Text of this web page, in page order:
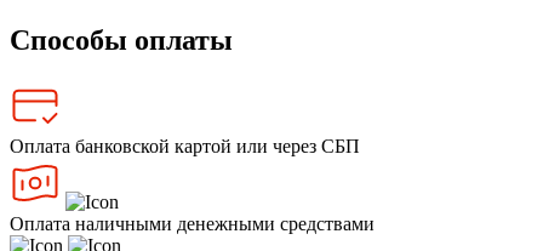
Способы оплаты
Оплата банковской картой или через СБП
Оплата наличными денежными средствами